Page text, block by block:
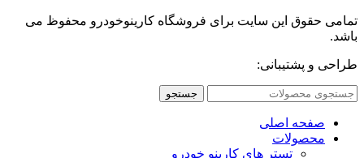
تمامی حقوق این سایت برای فروشگاه کارینوخودرو محفوظ می
باشد.
طراحی و پشتیبانی:
جستجو
صفحه اصلی
محصولات
تستر های کارینو خودرو